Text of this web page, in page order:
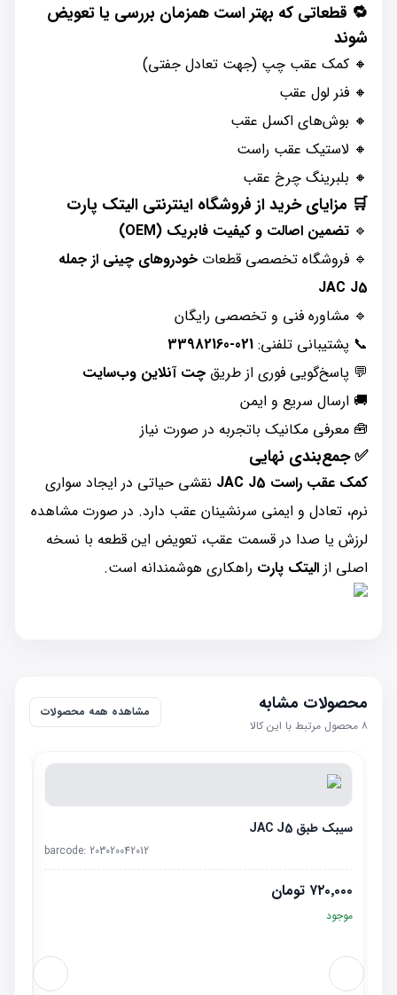
🔁 قطعاتی که بهتر است همزمان بررسی یا تعویض
شوند
🔸 کمک عقب چپ (جهت تعادل جفتی)
🔸 فنر لول عقب
🔸 بوش‌های اکسل عقب
🔸 لاستیک عقب راست
🔸 بلبرینگ چرخ عقب
🛒 مزایای خرید از فروشگاه اینترنتی الیتک پارت
🔹 تضمین اصالت و کیفیت فابریک (OEM)
🔹 فروشگاه تخصصی قطعات خودروهای چینی از جمله
JAC J5
🔹 مشاوره فنی و تخصصی رایگان
📞 پشتیبانی تلفنی: 021-33982160
💬 پاسخ‌گویی فوری از طریق چت آنلاین وب‌سایت
🚚 ارسال سریع و ایمن
🧰 معرفی مکانیک باتجربه در صورت نیاز
✅ جمع‌بندی نهایی
کمک عقب راست JAC J5
نقشی حیاتی در ایجاد سواری
نرم، تعادل و ایمنی سرنشینان عقب دارد. در صورت مشاهده
لرزش یا صدا در قسمت عقب، تعویض این قطعه با نسخه
اصلی از الیتک پارت راهکاری هوشمندانه است.
محصولات مشابه
۸ محصول مرتبط با این کالا
مشاهده همه محصولات
سیبک طبق JAC J5
barcode: 203020042012
۷۲۰٬۰۰۰ تومان
موجود